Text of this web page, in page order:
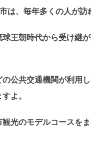
は、毎年多くの人が訪
王朝時代から受け継
公共交通機関が利用
よ。
光のモデルコースを